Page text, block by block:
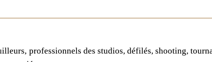
professionnels des studios, défilés, shooting,